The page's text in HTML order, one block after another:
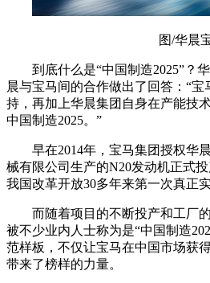
图/华晨
到底什么是“中国制造2025”？
晨与宝马间的合作做出了回答：“
持，再加上华晨集团自身在产能技
中国制造2025。”
早在2014年，宝马集团授权华
械有限公司生产的N20发动机正式
我国改革开放30多年来第一次真正
而随着项目的不断投产和工厂
被不少业内人士称为是“中国制造
范样板，不仅让宝马在中国市场获
带来了榜样的力量。